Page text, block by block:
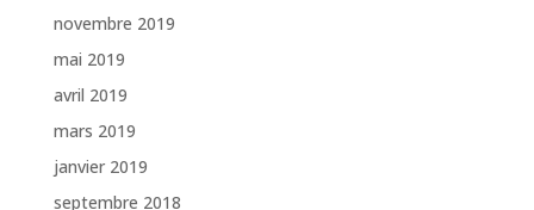
novembre 2019
mai 2019
avril 2019
mars 2019
janvier 2019
septembre 2018